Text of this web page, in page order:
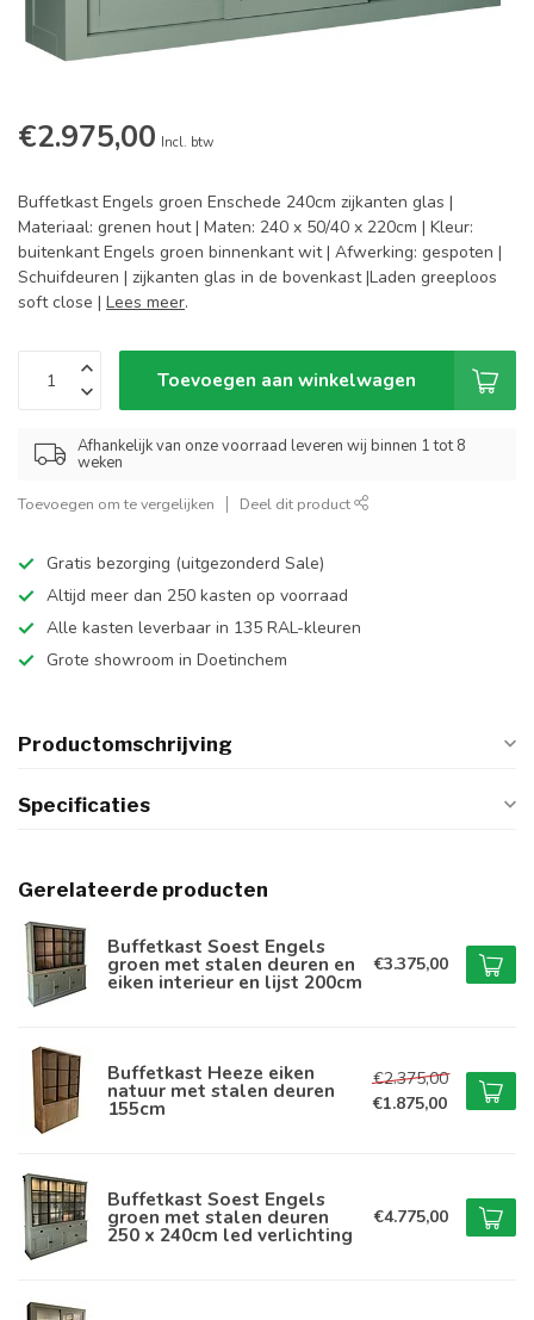
€2.975,00 Incl. btw
Buffetkast Engels groen Enschede 240cm zijkanten glas |
Materiaal: grenen hout | Maten: 240 x 50/40 x 220cm | Kleur:
buitenkant Engels groen binnenkant wit | Afwerking: gespoten |
Schuifdeuren | zijkanten glas in de bovenkast |Laden greeploos
soft close | Lees meer.
Toevoegen aan winkelwagen
Afhankelijk van onze voorraad leveren wij binnen 1 tot 8
weken
Toevoegen om te vergelijken Deel dit product
Gratis bezorging (uitgezonderd Sale)
Altijd meer dan 250 kasten op voorraad
Alle kasten leverbaar in 135 RAL-kleuren
Grote showroom in Doetinchem
Productomschrijving
Specificaties
Gerelateerde producten
Buffetkast Soest Engels
groen met stalen deuren en
eiken interieur en lijst 200cm
€3.375,00
Buffetkast Heeze eiken
natuur met stalen deuren
155cm
€2.375,00
€1.875,00
Buffetkast Soest Engels
groen met stalen deuren
250 x 240cm led verlichting
€4.775,00